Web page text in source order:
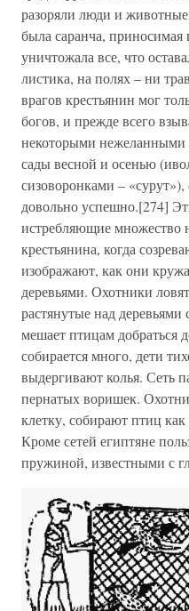
разоряли люди и
была саранча, приносимая
уничтожала все, что
листика, на полях – ни
врагов крестьянин мог
богов, и прежде всего
некоторыми
сады весной и осенью
сизоворонками –
довольно успешно.[274]
истребляющие множество
крестьянина, когда
изображают, как они
деревьями. Охотники
растянутые над
мешает птицам добраться
собирается много, дети
выдергивают колья. Сеть
пернатых воришек.
клетку, собирают птиц
Кроме сетей египтяне
пружиной, известными с